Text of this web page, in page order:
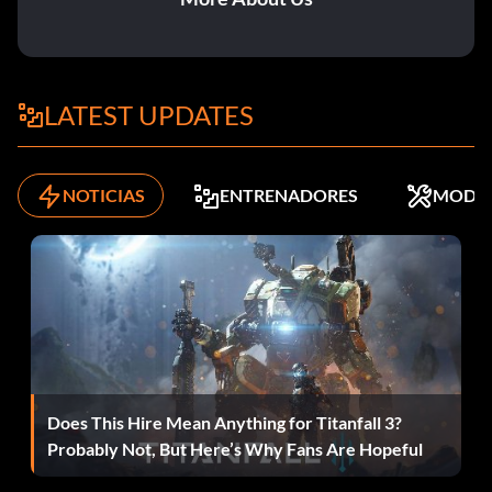
Introduce VURCNU para desbloquear el Baja Buggy
Introduzca LPGXUE para desbloquear el Super Focus
el código de acceso debe ser 1866
Todos los coches:-OQJHOK
Todas las piezas:-FHPIWQ
Todas las pistas:-ODIFCS
Carro de combate:-LWXEIF
Jet:-RUGSSH
LATEST UPDATES
NOTICIAS ENTRENADORES MODS
Does This Hire Mean Anything for Titanfall 3?
Probably Not, But Here’s Why Fans Are Hopeful